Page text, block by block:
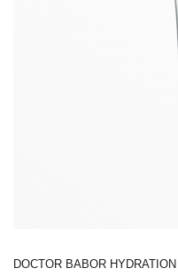
DOCTOR BABOR HYDRATION